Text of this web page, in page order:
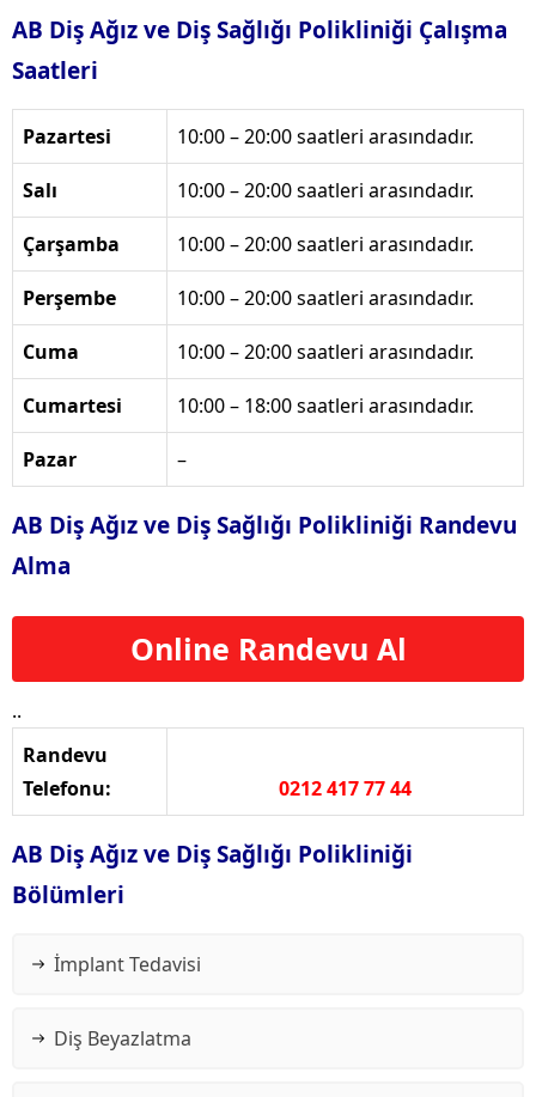
AB Diş Ağız ve Diş Sağlığı Polikliniği Çalışma
Saatleri
Pazartesi 10:00 – 20:00 saatleri arasındadır.
Salı 10:00 – 20:00 saatleri arasındadır.
Çarşamba 10:00 – 20:00 saatleri arasındadır.
Perşembe 10:00 – 20:00 saatleri arasındadır.
Cuma 10:00 – 20:00 saatleri arasındadır.
Cumartesi 10:00 – 18:00 saatleri arasındadır.
Pazar –
AB Diş Ağız ve Diş Sağlığı Polikliniği Randevu
Alma
Online Randevu Al
..
Randevu
Telefonu:
0212 417 77 44
AB Diş Ağız ve Diş Sağlığı Polikliniği
Bölümleri
İmplant Tedavisi
Diş Beyazlatma